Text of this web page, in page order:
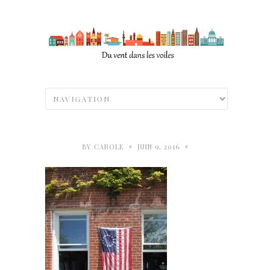
BY CAROLE • JUIN 9, 2016 •